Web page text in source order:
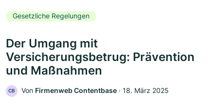
Gesetzliche Regelungen
Der Umgang mit
Versicherungsbetrug: Prävention
und Maßnahmen
CB Von Firmenweb Contentbase ‧ 18. März 2025